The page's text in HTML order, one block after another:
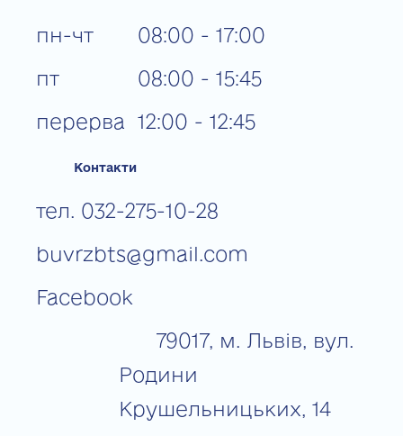
пн-чт
пт
перерва
08:00 - 17:00
08:00 - 15:45
12:00 - 12:45
Контакти
тел. 032-275-10-28
buvrzbts@gmail.com
Facebook
79017, м. Львів, вул.
Родини
Крушельницьких, 14